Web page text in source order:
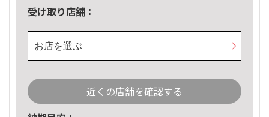
受け取り店舗：
お店を選ぶ
近くの店舗を確認する